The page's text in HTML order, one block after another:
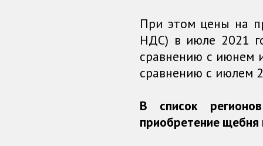
При этом цены на
НДС) в июле 2021
сравнению с июнем
сравнению с июлем
В список
приобретение